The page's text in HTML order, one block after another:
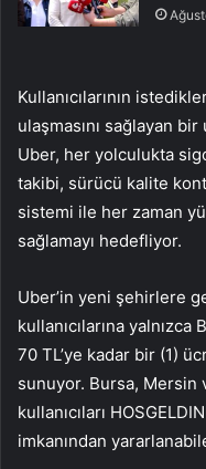
Kullanıcılarının
ulaşmasını sağlayan
Uber, her yolculukta
takibi, sürücü kalite
sistemi ile her zaman
sağlamayı hedefliyor.
Uber’in yeni şehirlere
kullanıcılarına
70 TL’ye kadar bir (1)
sunuyor. Bursa, Mersin
kullanıcıları
imkanından